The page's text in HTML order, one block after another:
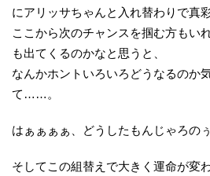
にアリッサちゃんと入れ替わりで真
ここから次のチャンスを掴む方もい
も出てくるのかなと思うと、
なんかホントいろいろどうなるのか
て……。
はぁぁぁぁ、どうしたもんじゃろ
そしてこの組替えで大きく運命が